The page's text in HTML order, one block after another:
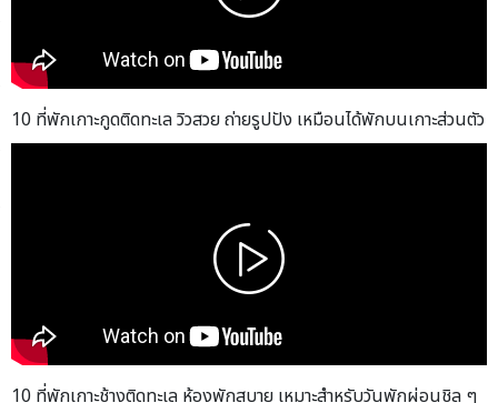
10 ที่พักเกาะกูดติดทะเล วิวสวย ถ่ายรูปปัง เหมือนได้พักบนเกาะส่วนตัว
10 ที่พักเกาะช้างติดทะเล ห้องพักสบาย เหมาะสำหรับวันพักผ่อนชิล ๆ